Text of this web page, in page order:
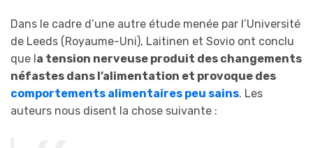
Dans le cadre d’une autre étude menée par l’Université
de Leeds (Royaume-Uni), Laitinen et Sovio ont conclu
que la tension nerveuse produit des changements
néfastes dans l’alimentation et provoque des
comportements alimentaires peu sains. Les
auteurs nous disent la chose suivante :